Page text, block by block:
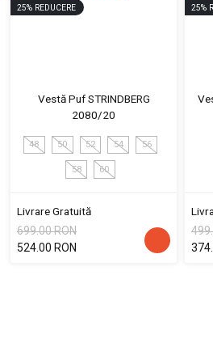
25% REDUCERE
Vestă Puf STRINDBERG
2080/20
48 50 52 54 56
58 60
Livrare Gratuită
699.00 RON
524.00 RON
25%